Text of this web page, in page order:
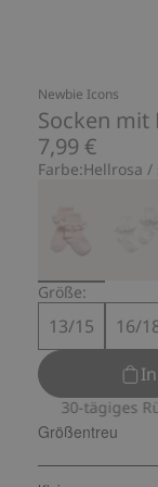
Newbie Icons
Socken mit
7,99 €
Farbe:Hellrosa /
Größe:
13/15 16/
30-tägiges
Größentreu